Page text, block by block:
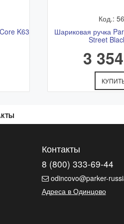
K63
Код.:
Шариковая ручка
Street
3 354
Контакты
8 (800) 333-69-44
odincovo@parker-
Адреса в Одинцово